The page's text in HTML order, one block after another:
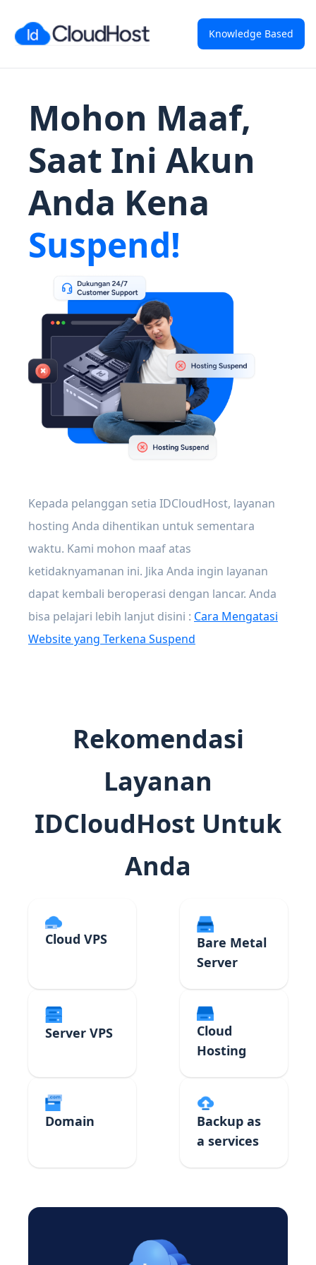
Knowledge Based
Mohon Maaf,
Saat Ini Akun
Anda Kena
Suspend!
Kepada pelanggan setia IDCloudHost, layanan
hosting Anda dihentikan untuk sementara
waktu. Kami mohon maaf atas
ketidaknyamanan ini. Jika Anda ingin layanan
dapat kembali beroperasi dengan lancar. Anda
bisa pelajari lebih lanjut disini : Cara Mengatasi
Website yang Terkena Suspend
Rekomendasi
Layanan
IDCloudHost Untuk
Anda
Cloud VPS
Bare Metal
Server
Server VPS
Cloud
Hosting
Domain
Backup as
a services